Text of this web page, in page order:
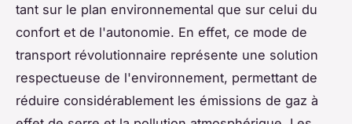
tant sur le plan environnemental que sur celui du
confort et de l'autonomie. En effet, ce mode de
transport révolutionnaire représente une solution
respectueuse de l'environnement, permettant de
réduire considérablement les émissions de gaz à